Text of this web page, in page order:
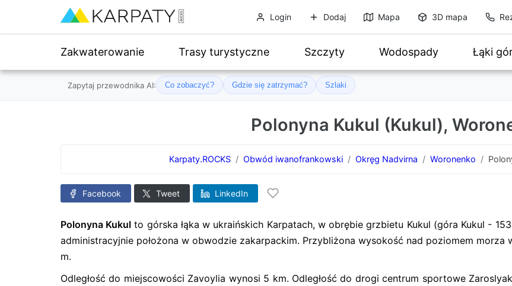
Login Dodaj Mapa 3D mapa
Zakwaterowanie Trasy turystyczne Szczyty Wodospady Łąki
Zapytaj przewodnika AI: Co zobaczyć? Gdzie się zatrzymać? Szlaki
Polonyna Kukul (Kukul),
Karpaty.ROCKS Obwód iwanofrankowski Okręg Nadvirna Woronenko
Facebook Tweet LinkedIn
Polonyna Kukul to górska łąka w ukraińskich Karpatach, w obrębie grzbietu Kukul (góra Kukul -
administracyjnie położona w obwodzie zakarpackim. Przybliżona wysokość nad poziomem morza
m.
Odległość do miejscowości Zavoylia wynosi 5 km. Odległość do drogi centrum sportowe